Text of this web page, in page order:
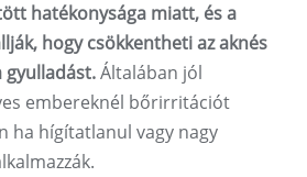
hatékonysága miatt, és a
hogy csökkentheti az aknés
gyulladást.Általában jól
embereknél bőrirritációt
ha hígítatlanul vagy nagy